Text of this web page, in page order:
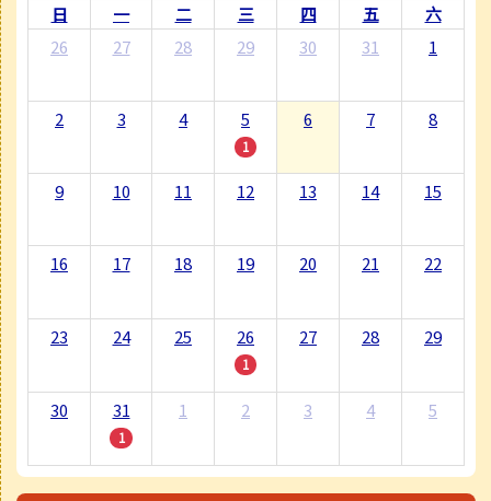
日 一 二 三 四 五
六
26
27 28 29 30 31 1
2 3 4 5
1
6 7 8
9 10 11 12 13 14 15
16 17 18 19 20 21 22
23 24 25 26
1
27 28 29
30 31
1
1 2 3 4 5